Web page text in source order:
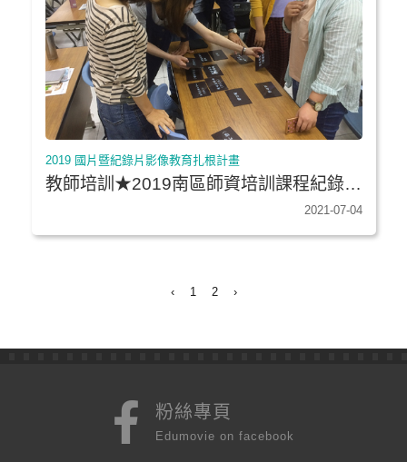
2019 國片暨紀錄片影像教育扎根計畫
教師培訓★2019南區師資培訓課程紀錄專
2021-07-04
‹ 1 2 ›
粉絲專頁
Edumovie on facebook